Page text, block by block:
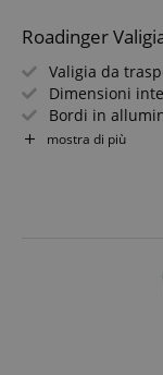
Roadinger
Valigia da
Dimensioni
Bordi in
Chiusura
Trasporto
Ideale per
mostra di più
Google